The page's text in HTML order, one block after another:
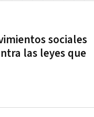
sociales
las leyes que